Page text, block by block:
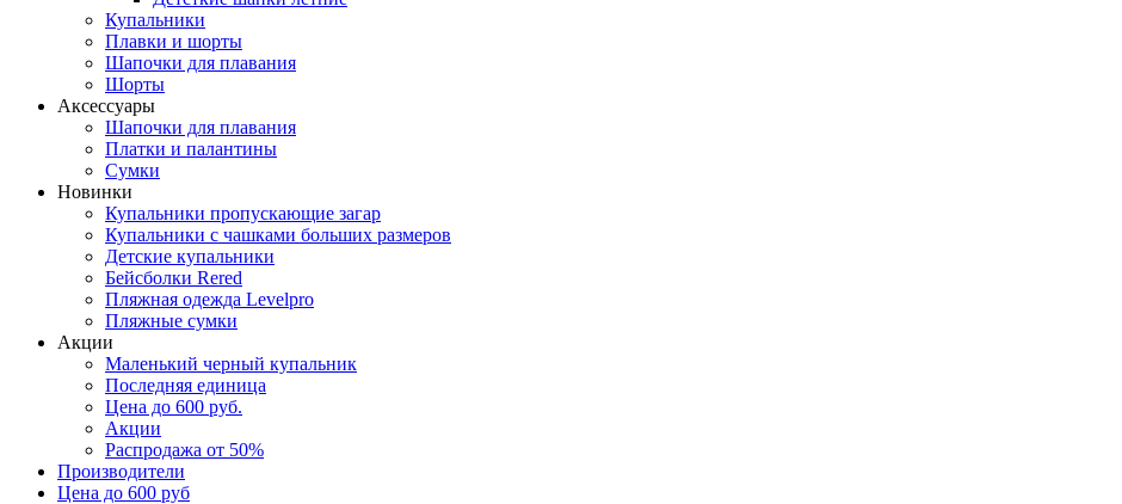
Купальники
Плавки и шорты
Шапочки для плавания
Шорты
Аксессуары
Шапочки для плавания
Платки и палантины
Сумки
Новинки
Купальники пропускающие загар
Купальники с чашками больших размеров
Детские купальники
Бейсболки Rered
Пляжная одежда Levelpro
Пляжные сумки
Акции
Маленький черный купальник
Последняя единица
Цена до 600 руб.
Акции
Распродажа от 50%
Производители
Цена до 600 руб